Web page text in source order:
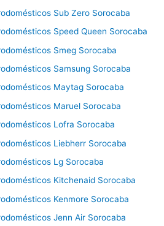
Sub Zero Sorocaba
Speed Queen Sorocaba
Smeg Sorocaba
Samsung Sorocaba
Maytag Sorocaba
Maruel Sorocaba
Lofra Sorocaba
Liebherr Sorocaba
Lg Sorocaba
Kitchenaid Sorocaba
Kenmore Sorocaba
Jenn Air Sorocaba